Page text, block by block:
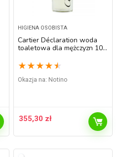
HIGIENA OSOBISTA
Cartier Déclaration woda
toaletowa dla mężczyzn 100
★ ★ ★ ★ ★
Okazja na: Notino
355,30 zł